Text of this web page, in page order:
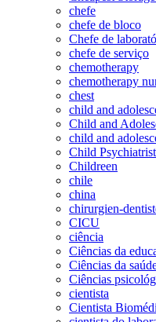
chefe
chefe de bloco
Chefe de
chefe de serviço
chemotherapy
chemotherapy
chest
child and
Child and
child and
Child
Childreen
chile
china
chirurgien-
CICU
ciência
Ciências da
Ciências da
Ciências
cientista
Cientista